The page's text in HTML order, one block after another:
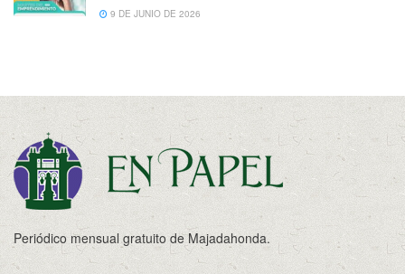
9 DE JUNIO DE 2026
Periódico mensual gratuito de Majadahonda.